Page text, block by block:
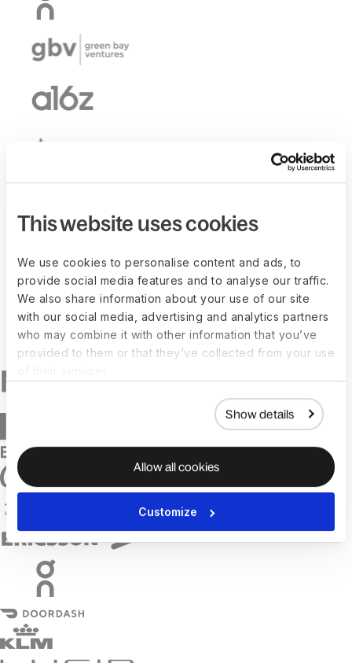
This website uses cookies
We use cookies to personalise content and ads, to
provide social media features and to analyse our traffic.
We also share information about your use of our site
with our social media, advertising and analytics partners
who may combine it with other information that you’ve
provided to them or that they’ve collected from your use
Show details
Allow all cookies
Customize